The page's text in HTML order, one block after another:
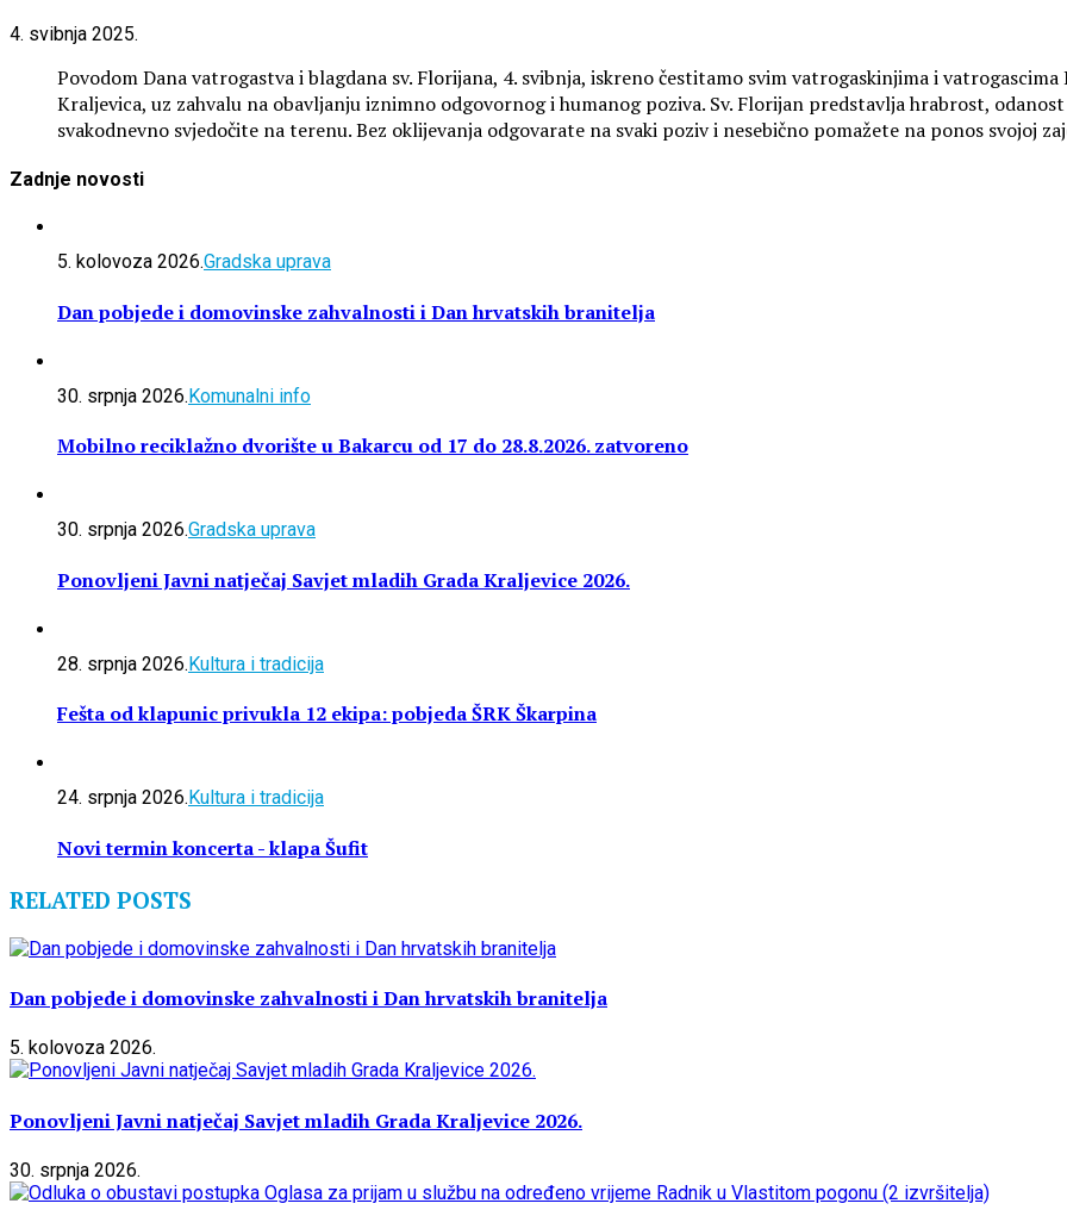
4. svibnja 2025.
Povodom Dana vatrogastva i blagdana sv. Florijana, 4. svibnja, iskreno čestitamo svim vatrogaskinjima i
Kraljevica, uz zahvalu na obavljanju iznimno odgovornog i humanog poziva. Sv. Florijan predstavlja hrabrost,
svakodnevno svjedočite na terenu. Bez oklijevanja odgovarate na svaki poziv i nesebično pomažete na ponos svojoj
Zadnje novosti
5. kolovoza 2026.Gradska uprava
Dan pobjede i domovinske zahvalnosti i Dan hrvatskih branitelja
30. srpnja 2026.Komunalni info
Mobilno reciklažno dvorište u Bakarcu od 17 do 28.8.2026. zatvoreno
30. srpnja 2026.Gradska uprava
Ponovljeni Javni natječaj Savjet mladih Grada Kraljevice 2026.
28. srpnja 2026.Kultura i tradicija
Fešta od klapunic privukla 12 ekipa: pobjeda ŠRK Škarpina
24. srpnja 2026. Kultura i tradicija
Novi termin koncerta - klapa Šufit
RELATED POSTS
Dan pobjede i domovinske zahvalnosti i Dan hrvatskih branitelja
5. kolovoza 2026.
Ponovljeni Javni natječaj Savjet mladih Grada Kraljevice 2026.
30. srpnja 2026.